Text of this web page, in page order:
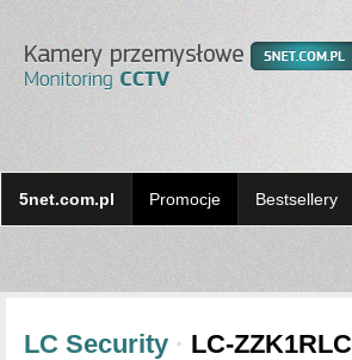
5net.com.pl Promocje Bestsellery
LC Security · LC-ZZK1RLC